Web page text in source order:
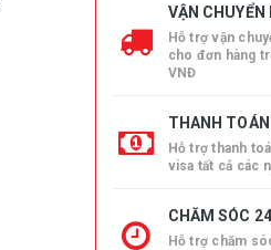
VẬN CHUYỂN
Hỗ trợ vận
cho đơn hàng
VNĐ
THANH
Hỗ trợ thanh
visa tất cả các
CHĂM SÓC
Hỗ trợ chăm